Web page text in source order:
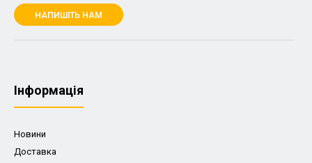
НАПИШІТЬ НАМ
Iнформація
Новини
Доставка